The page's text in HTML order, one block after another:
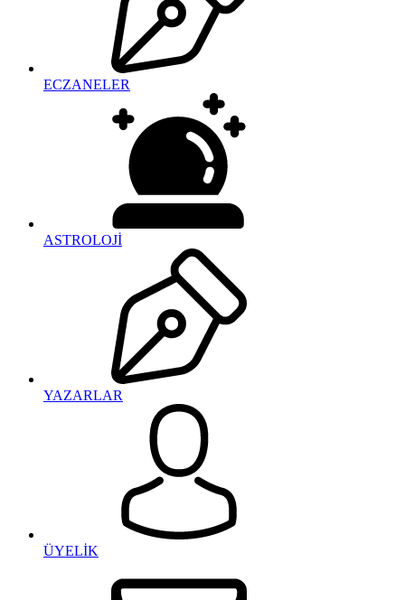
ECZANELER
ASTROLOJİ
YAZARLAR
ÜYELİK